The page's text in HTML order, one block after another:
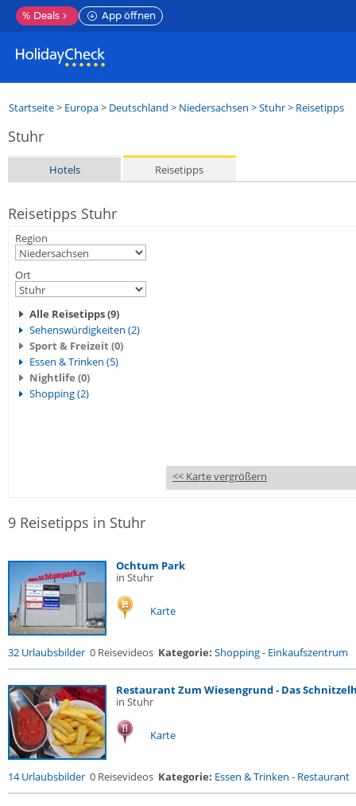
% Deals App öffnen
Startseite> Europa> Deutschland > Niedersachsen >Stuhr> Reisetipps
Stuhr
Hotels Reisetipps
Reisetipps Stuhr
Region
Ort
Alle Reisetipps (9)
Sehenswürdigkeiten (2)
Sport & Freizeit (0)
Essen & Trinken (5)
Nightlife (0)
Shopping (2)
<< Karte vergrößern
9 Reisetipps in Stuhr
Ochtum Park
in Stuhr
Karte
32 Urlaubsbilder 0 Reisevideos Kategorie: Shopping- Einkaufszentrum
Restaurant Zum Wiesengrund - Das
in Stuhr
Karte
14 Urlaubsbilder 0 Reisevideos Kategorie: Essen & Trinken - Restaurant